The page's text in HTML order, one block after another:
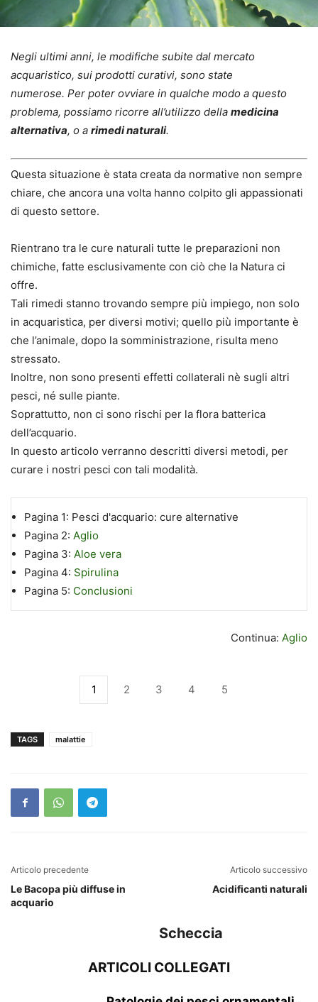
Negli ultimi anni, le modifiche subite dal mercato
acquaristico, sui prodotti curativi, sono state
numerose. Per poter ovviare in qualche modo a questo
problema, possiamo ricorre all’utilizzo della medicina
alternativa, o a rimedi naturali.
Questa situazione è stata creata da normative non sempre
chiare, che ancora una volta hanno colpito gli appassionati
di questo settore.
Rientrano tra le cure naturali tutte le preparazioni non
chimiche, fatte esclusivamente con ciò che la Natura ci
offre.
Tali rimedi stanno trovando sempre più impiego, non solo
in acquaristica, per diversi motivi; quello più importante è
che l’animale, dopo la somministrazione, risulta meno
stressato.
Inoltre, non sono presenti effetti collaterali nè sugli altri
pesci, né sulle piante.
Soprattutto, non ci sono rischi per la flora batterica
dell’acquario.
In questo articolo verranno descritti diversi metodi, per
curare i nostri pesci con tali modalità.
Pagina 1: Pesci d'acquario: cure alternative
Pagina 2: Aglio
Pagina 3: Aloe vera
Pagina 4: Spirulina
Pagina 5: Conclusioni
Continua: Aglio
1 2 3 4 5
TAGS malattie
Articolo precedente
Le Bacopa più diffuse in
acquario
Articolo successivo
Acidificanti naturali
Scheccia
ARTICOLI COLLEGATI